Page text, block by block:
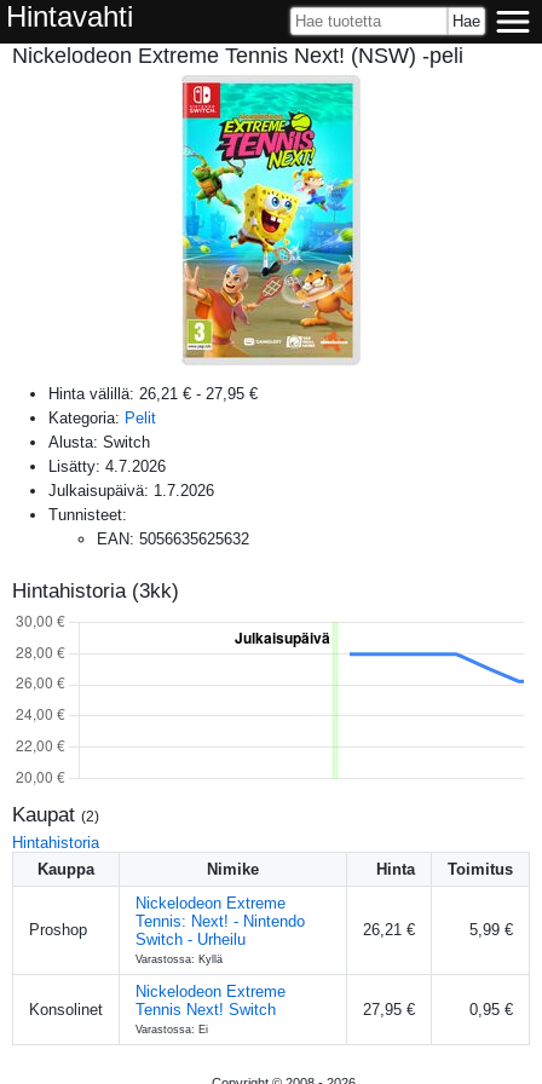
Hintavahti
Nickelodeon Extreme Tennis Next! (NSW) -peli
Hinta välillä: 26,21 € - 27,95 €
Kategoria: Pelit
Alusta: Switch
Lisätty: 4.7.2026
Julkaisupäivä: 1.7.2026
Tunnisteet:
EAN: 5056635625632
Hintahistoria (3kk)
Kaupat (2)
Hintahistoria
Kauppa
Nimike Hinta Toimitus
Proshop
Nickelodeon Extreme
Tennis: Next! - Nintendo
Switch - Urheilu
Varastossa: Kyllä
26,21 € 5,99 €
Konsolinet
Nickelodeon Extreme
Tennis Next! Switch
Varastossa: Ei
27,95 € 0,95 €